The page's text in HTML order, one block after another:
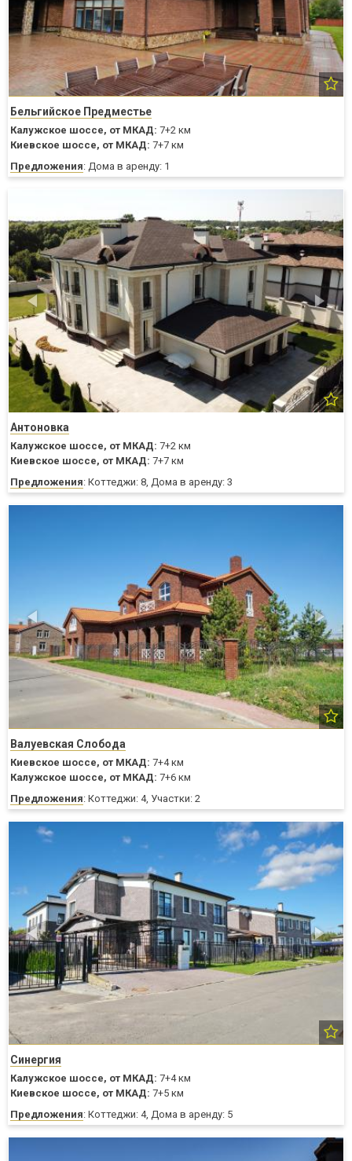
Бельгийское Предместье
Калужское шоссе, от МКАД: 7+2 км
Киевское шоссе, от МКАД: 7+7 км
Предложения: Дома в аренду: 1
Антоновка
Калужское шоссе, от МКАД: 7+2 км
Киевское шоссе, от МКАД: 7+7 км
Предложения: Коттеджи: 8, Дома в аренду: 3
Валуевская Слобода
Киевское шоссе, от МКАД: 7+4 км
Калужское шоссе, от МКАД: 7+6 км
Предложения: Коттеджи: 4, Участки: 2
Синергия
Калужское шоссе, от МКАД: 7+4 км
Киевское шоссе, от МКАД: 7+5 км
Предложения: Коттеджи: 4, Дома в аренду: 5